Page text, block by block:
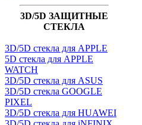
3D/5D ЗАЩИТНЫЕ
СТЕКЛА
3D/5D стекла для APPLE
5D стекла для APPLE
WATCH
3D/5D стекла для ASUS
3D/5D стекла GOOGLE
PIXEL
3D/5D стекла для HUAWEI